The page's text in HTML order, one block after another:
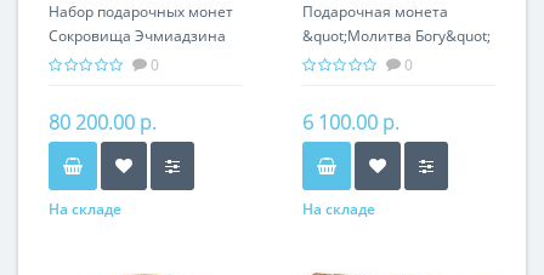
004
Набор подарочных монет
Сокровища Эчмиадзина
серебро 150.00 гр -
Армении
0
80 200.00 р.
На складе
Подарочная монета
&quot;Молитва Богу&quot;
серебро 25 гр0
6 100.00 р.
На складе